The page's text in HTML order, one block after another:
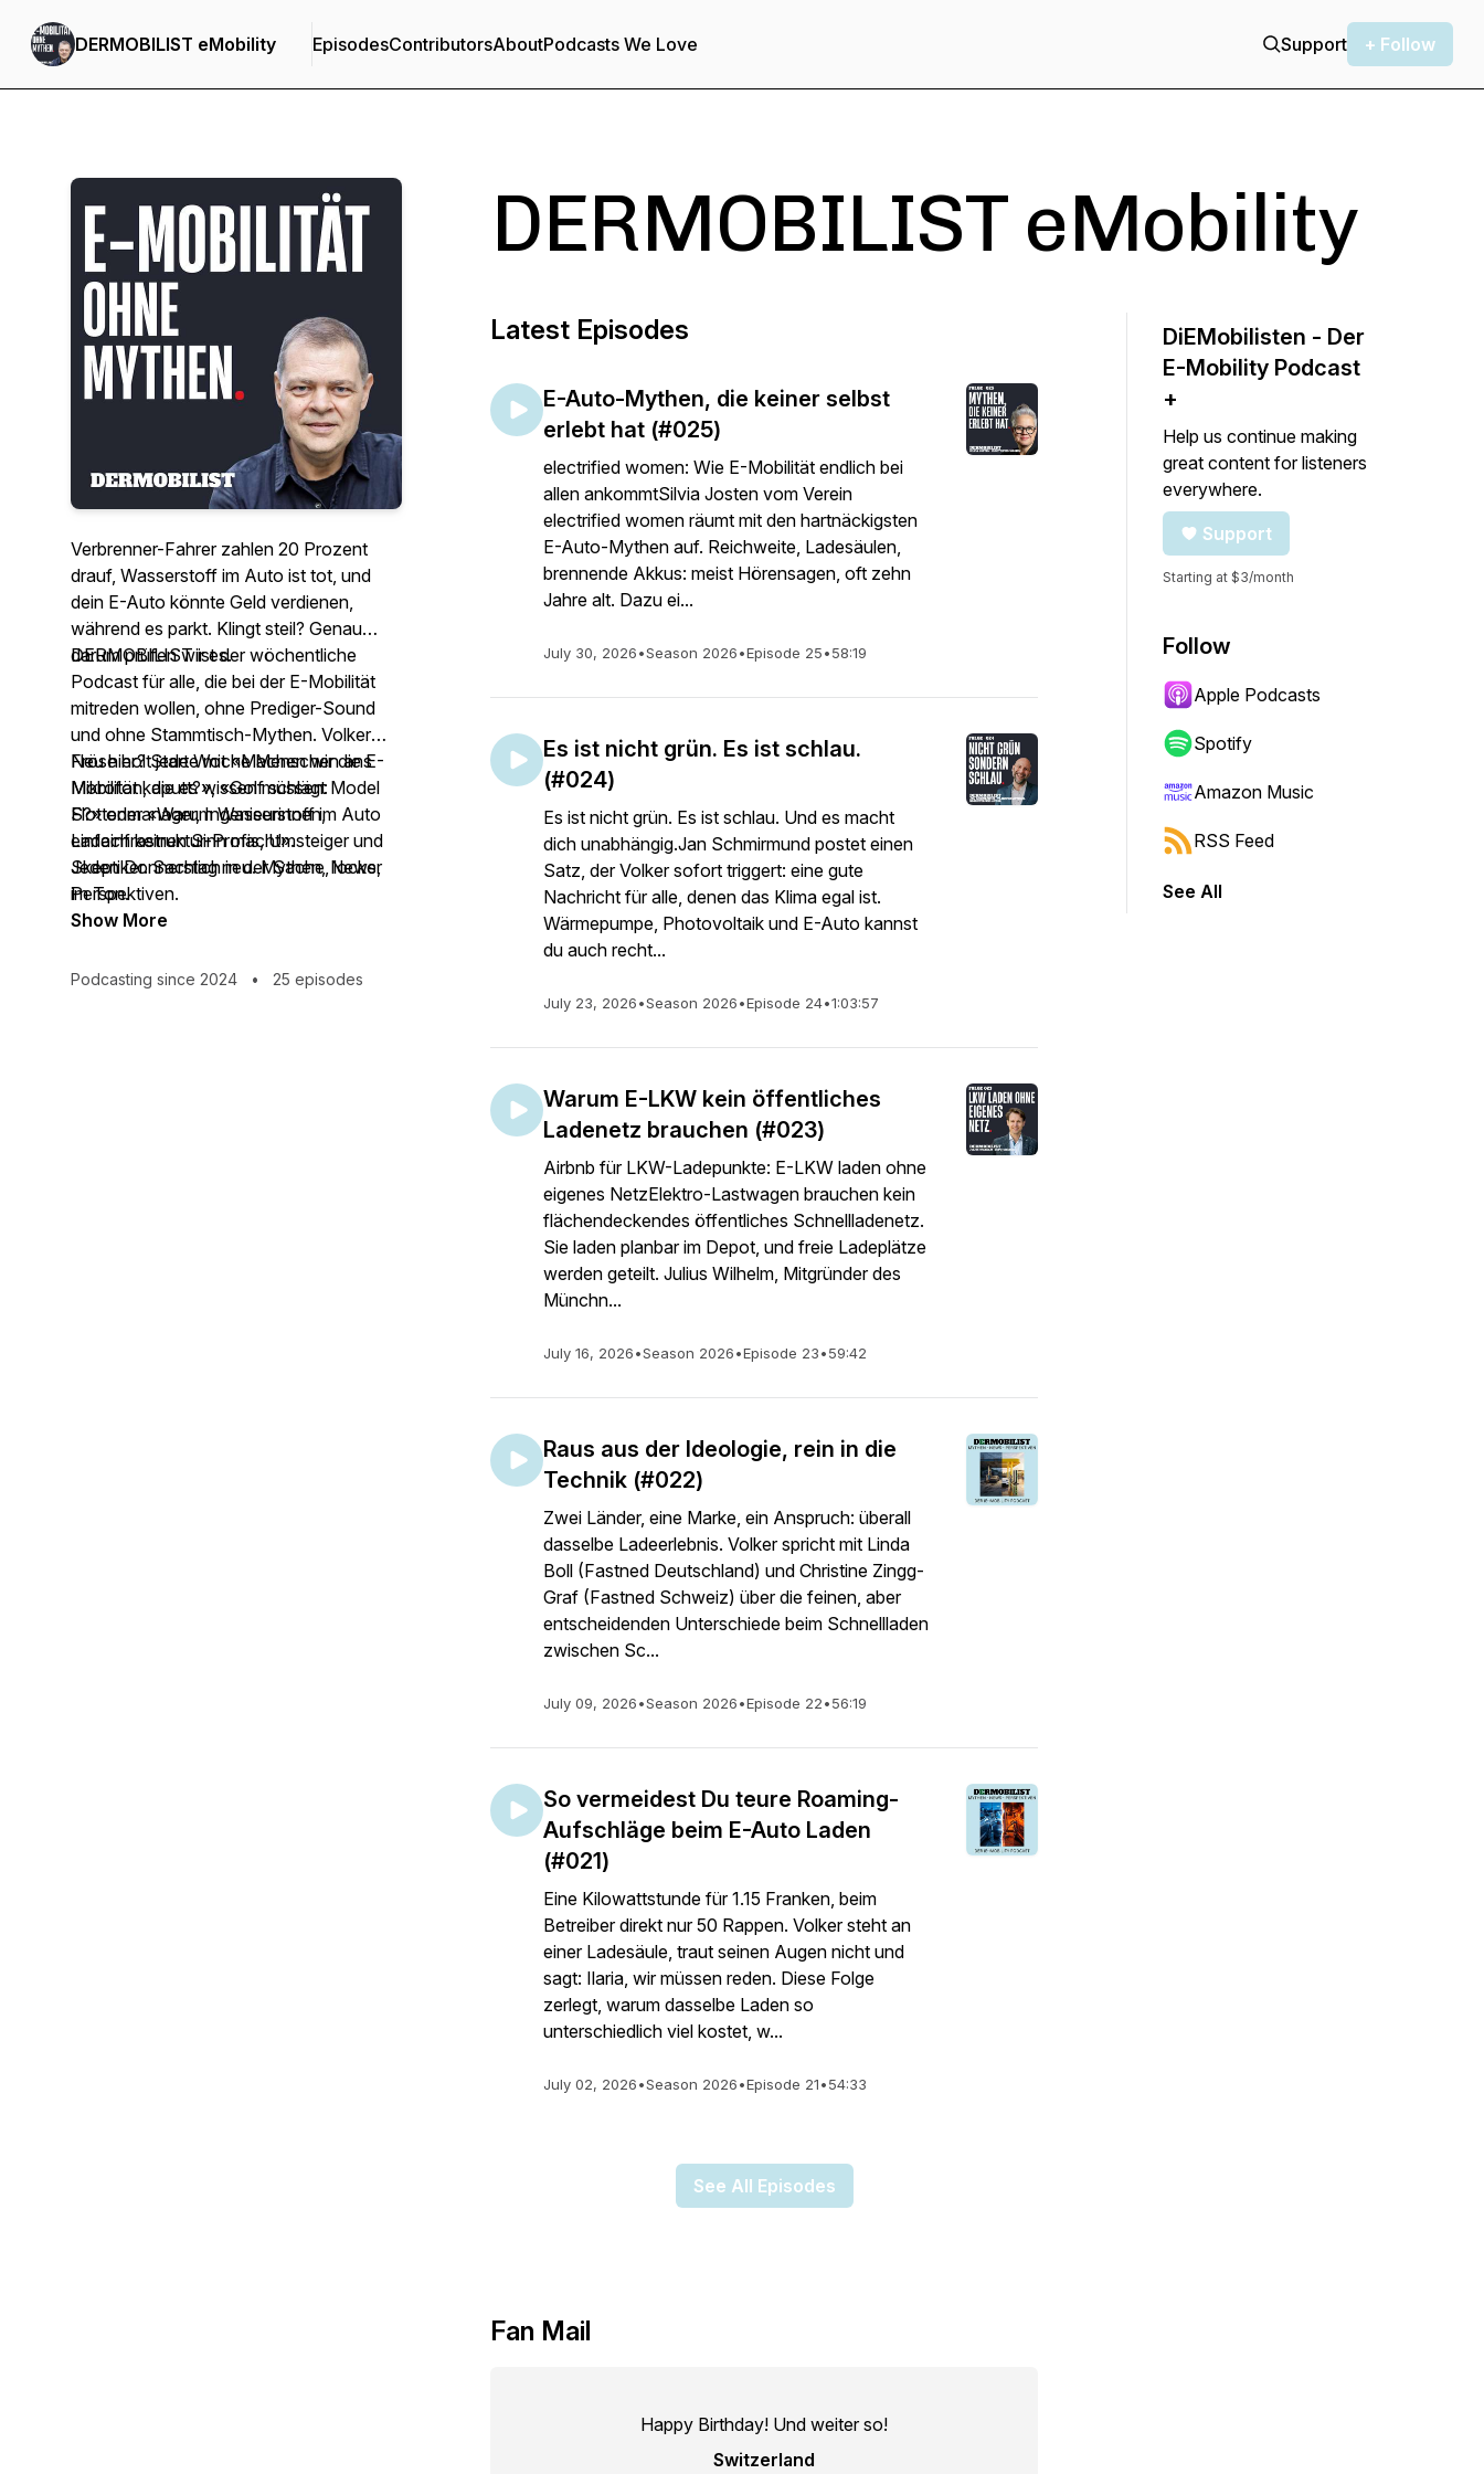
DERMOBILIST eMobility EpisodesContributorsAboutPodcasts We Love Support + Follow
Verbrenner-Fahrer zahlen 20 Prozent
drauf, Wasserstoff im Auto ist tot, und
dein E-Auto könnte Geld verdienen,
während es parkt. Klingt steil? Genau
darum prüfen wir es.
DERMOBILIST ist der wöchentliche
Podcast für alle, die bei der E-Mobilität
mitreden wollen, ohne Prediger-Sound
und ohne Stammtisch-Mythen. Volker
Fröse holt jede Woche Menschen ans
Mikrofon, die es wissen müssen:
Flottenmanager, Ingenieurinnen,
Ladeinfrastruktur-Profis, Umsteiger und
Skeptiker. Sachlich in der Sache, locker
im Ton.
Neu hier? Starte mit «Machen wir die E-
Mobilität kaputt?», «Golf schlägt Model
S?» oder «Warum Wasserstoff im Auto
einfach keinen Sinn macht».
Jeden Donnerstag neu. Mythen, News,
Perspektiven.
Show More
Podcasting since 2024 • 25 episodes
DERMOBILIST eMobility
Latest Episodes
E-Auto-Mythen, die keiner selbst
erlebt hat (#025)
electrified women: Wie E-Mobilität endlich bei
allen ankommtSilvia Josten vom Verein
electrified women räumt mit den hartnäckigsten
E-Auto-Mythen auf. Reichweite, Ladesäulen,
brennende Akkus: meist Hörensagen, oft zehn
Jahre alt. Dazu ei...
July 30, 2026•Season 2026•Episode 25•58:19
Es ist nicht grün. Es ist schlau.
(#024)
Es ist nicht grün. Es ist schlau. Und es macht
dich unabhängig.Jan Schmirmund postet einen
Satz, der Volker sofort triggert: eine gute
Nachricht für alle, denen das Klima egal ist.
Wärmepumpe, Photovoltaik und E-Auto kannst
du auch recht...
July 23, 2026•Season 2026•Episode 24•1:03:57
Warum E-LKW kein öffentliches
Ladenetz brauchen (#023)
Airbnb für LKW-Ladepunkte: E-LKW laden ohne
eigenes NetzElektro-Lastwagen brauchen kein
flächendeckendes öffentliches Schnellladenetz.
Sie laden planbar im Depot, und freie Ladeplätze
werden geteilt. Julius Wilhelm, Mitgründer des
Münchn...
July 16, 2026•Season 2026•Episode 23•59:42
Raus aus der Ideologie, rein in die
Technik (#022)
Zwei Länder, eine Marke, ein Anspruch: überall
dasselbe Ladeerlebnis. Volker spricht mit Linda
Boll (Fastned Deutschland) und Christine Zingg-
Graf (Fastned Schweiz) über die feinen, aber
entscheidenden Unterschiede beim Schnellladen
zwischen Sc...
July 09, 2026•Season 2026•Episode 22•56:19
So vermeidest Du teure Roaming-
Aufschläge beim E-Auto Laden
(#021)
Eine Kilowattstunde für 1.15 Franken, beim
Betreiber direkt nur 50 Rappen. Volker steht an
einer Ladesäule, traut seinen Augen nicht und
sagt: Ilaria, wir müssen reden. Diese Folge
zerlegt, warum dasselbe Laden so
unterschiedlich viel kostet, w...
July 02, 2026•Season 2026•Episode 21•54:33
See All Episodes
Fan Mail
Happy Birthday! Und weiter so!
Switzerland
DiEMobilisten - Der
E-Mobility Podcast
+
Help us continue making
great content for listeners
everywhere.
Support
Starting at $3/month
Follow
Apple Podcasts
Spotify
Amazon Music
RSS Feed
See All